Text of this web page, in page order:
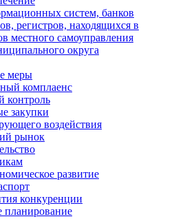
систем, банков
регистров, находящихся в
местного самоуправления
округа
меры
комплаенс
контроль
закупки
воздействия
рынок
развитие
конкуренции
планирование